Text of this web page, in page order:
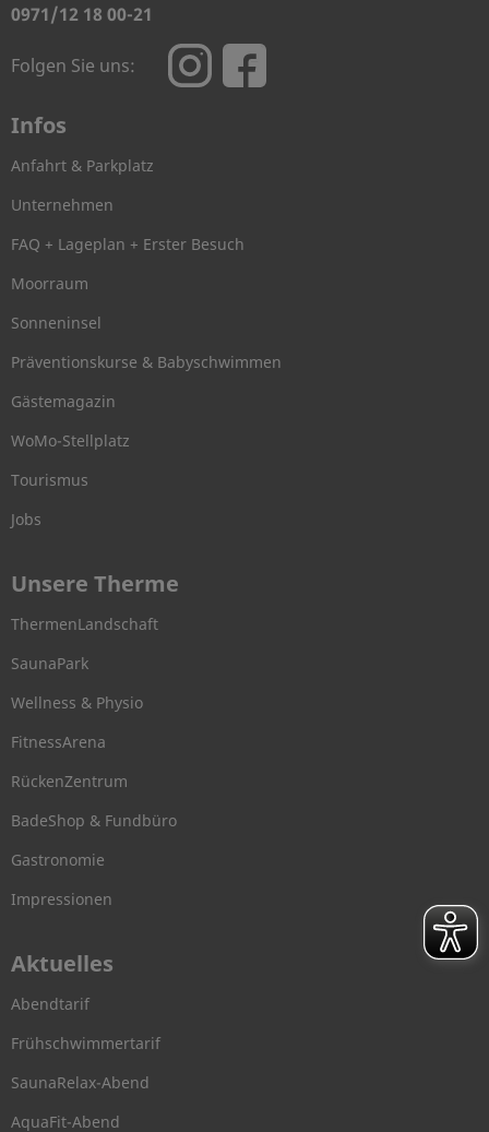
0971/12 18 00-21
Folgen Sie uns:
Infos
Anfahrt & Parkplatz
Unternehmen
FAQ + Lageplan + Erster Besuch
Moorraum
Sonneninsel
Präventionskurse & Babyschwimmen
Gästemagazin
WoMo-Stellplatz
Tourismus
Jobs
Unsere Therme
ThermenLandschaft
SaunaPark
Wellness & Physio
FitnessArena
RückenZentrum
BadeShop & Fundbüro
Gastronomie
Impressionen
Aktuelles
Abendtarif
Frühschwimmertarif
SaunaRelax-Abend
AquaFit-Abend